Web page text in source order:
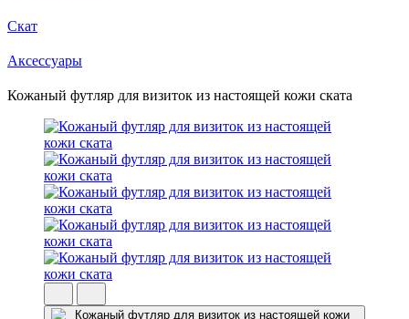
Скат
Аксессуары
Кожаный футляр для визиток из настоящей кожи ската